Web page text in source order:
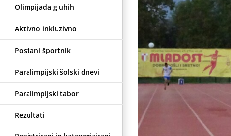
Olimpijada gluhih
Aktivno inkluzivno
Postani športnik
Paralimpijski šolski dnevi
Paralimpijski tabor
Rezultati